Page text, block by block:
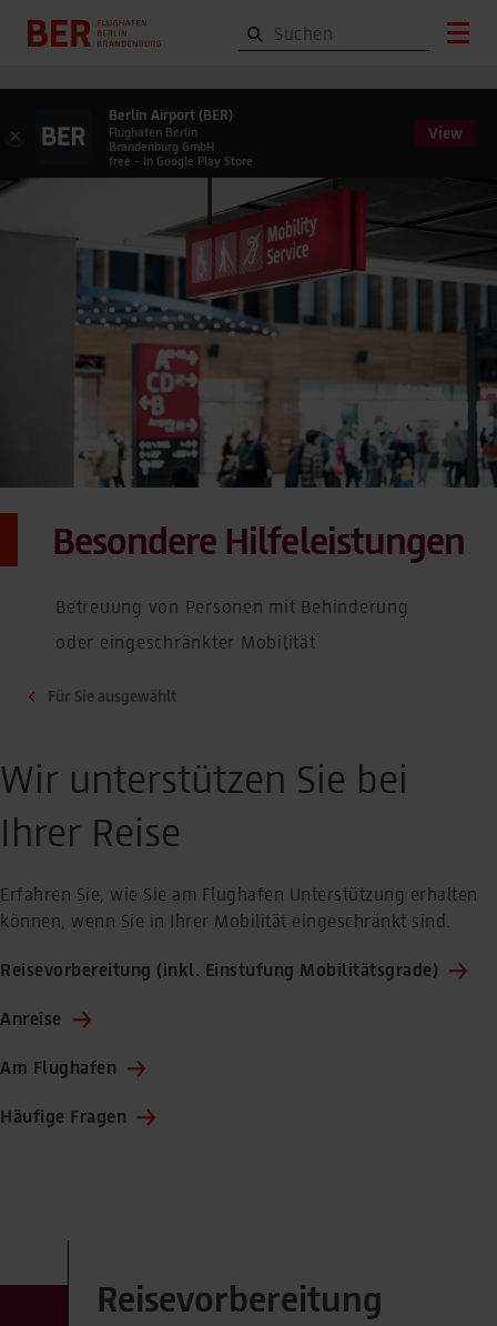
Besondere Hilfeleistungen
Betreuung von Personen mit Behinderung
oder eingeschränkter Mobilität
Für Sie ausgewählt
Wir unterstützen Sie bei
Ihrer Reise
Erfahren Sie, wie Sie am Flughafen Unterstützung erhalten
können, wenn Sie in Ihrer Mobilität eingeschränkt sind.
Reisevorbereitung (inkl. Einstufung Mobilitätsgrade)
Anreise
Am Flughafen
Häufige Fragen
Reisevorbereitung
×
Berlin Airport (BER)
Flughafen Berlin
Brandenburg GmbH
free - In Google Play Store
View